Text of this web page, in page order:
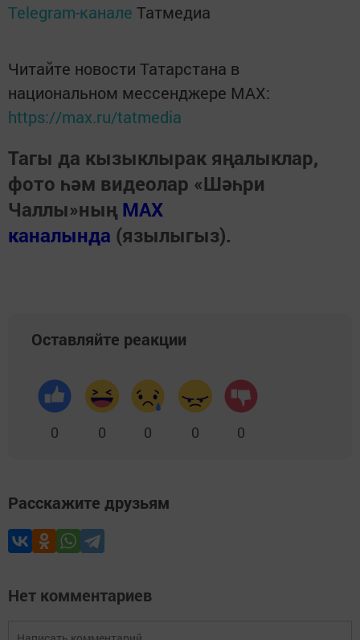
Telegram-канале Татмедиа
Читайте новости Татарстана в
национальном мессенджере MАХ:
https://max.ru/tatmedia
Тагы да кызыклырак яңалыклар,
фото һәм видеолар «Шәһри
Чаллы»ның MAX
каналында (язылыгыз).
Оставляйте реакции
0 0 0 0 0
Расскажите друзьям
Нет комментариев